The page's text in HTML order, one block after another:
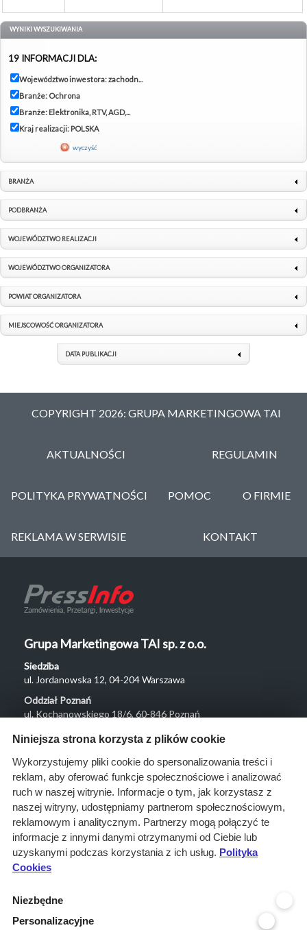
WYNIKI WYSZUKIWANIA
19 INFORMACJI DLA:
Województwo inwestora: zachodn...
Branże: Ochrona
Branże: Elektronika, RTV, AGD,...
Kraj realizacji: POLSKA
wyczyść
BRANŻA
PODBRANŻA
WOJEWÓDZTWO REALIZACJI
WOJEWÓDZTWO ORGANIZATORA
POWIAT ORGANIZATORA
MIEJSCOWOŚĆ ORGANIZATORA
DATA PUBLIKACJI
COPYRIGHT 2026: GRUPA MARKETINGOWA TAI
AKTUALNOŚCI REGULAMIN
POLITYKA PRYWATNOŚCI POMOC O FIRMIE
REKLAMA W SERWISIE KONTAKT
Grupa Marketingowa TAI sp. z o.o.
Siedziba
ul. Jordanowska 12, 04-204 Warszawa
Oddział Poznań
ul. Kochanowskiego 18/6, 60-846 Poznań
Menu
O nas
Rozwiązania
Monitoring
przetargów
Raporty
przetargowe
Kontakt
Niniejsza strona korzysta z plików cookie
Wykorzystujemy pliki cookie do spersonalizowania treści i
reklam, aby oferować funkcje społecznościowe i analizować
ruch w naszej witrynie. Informacje o tym, jak korzystasz z
naszej witryny, udostępniamy partnerom społecznościowym,
reklamowym i analitycznym. Partnerzy mogą połączyć te
informacje z innymi danymi otrzymanymi od Ciebie lub
uzyskanymi podczas korzystania z ich usług. Polityka
Cookies
Niezbędne
Personalizacyjne